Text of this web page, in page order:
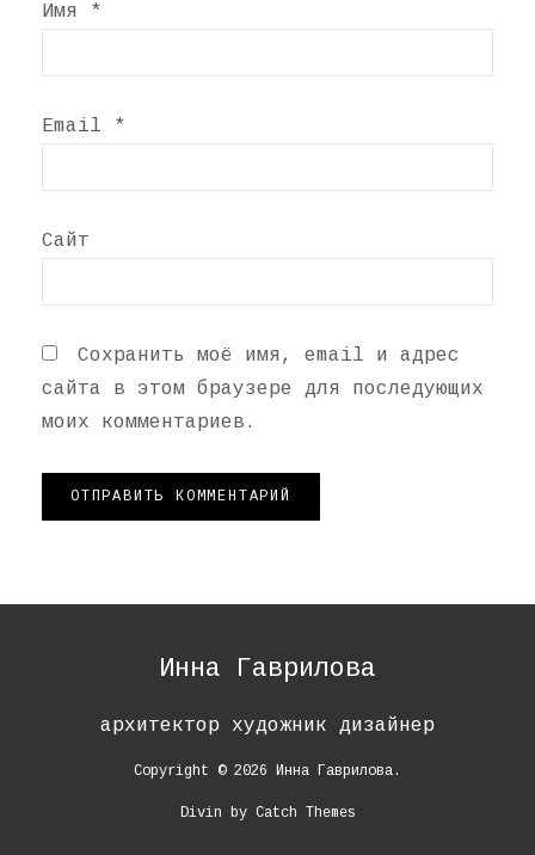
Имя *
Email *
Сайт
Сохранить моё имя, email и адрес
сайта в этом браузере для последующих
моих комментариев.
Инна Гаврилова
архитектор художник дизайнер
Copyright © 2026 Инна Гаврилова.
Divin by Catch Themes